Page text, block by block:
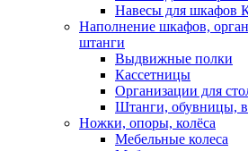
Навесы для шкафов
Наполнение шкафов,
штанги
Выдвижные полки
Кассетницы
Организации для
Штанги, обувницы,
Ножки, опоры, колёса
Мебельные колеса